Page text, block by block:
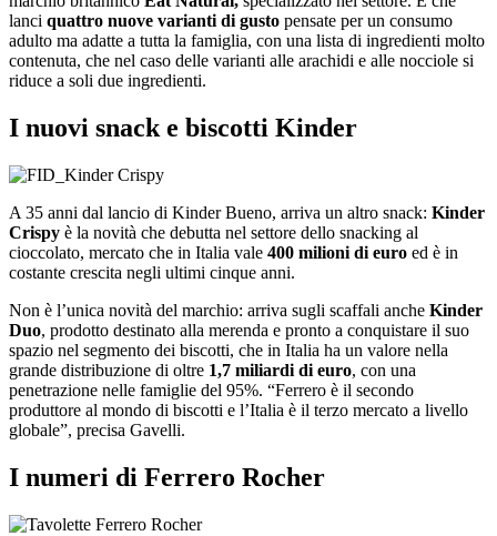
lanci quattro nuove varianti di gusto pensate per un consumo
adulto ma adatte a tutta la famiglia, con una lista di ingredienti molto
contenuta, che nel caso delle varianti alle arachidi e alle nocciole si
riduce a soli due ingredienti.
I nuovi snack e biscotti Kinder
A 35 anni dal lancio di Kinder Bueno, arriva un altro snack: Kinder
Crispy è la novità che debutta nel settore dello snacking al
cioccolato, mercato che in Italia vale 400 milioni di euro ed è in
costante crescita negli ultimi cinque anni.
Non è l’unica novità del marchio: arriva sugli scaffali anche Kinder
Duo, prodotto destinato alla merenda e pronto a conquistare il suo
spazio nel segmento dei biscotti, che in Italia ha un valore nella
grande distribuzione di oltre 1,7 miliardi di euro, con una
penetrazione nelle famiglie del 95%. “Ferrero è il secondo
produttore al mondo di biscotti e l’Italia è il terzo mercato a livello
globale”, precisa Gavelli.
I numeri di Ferrero Rocher